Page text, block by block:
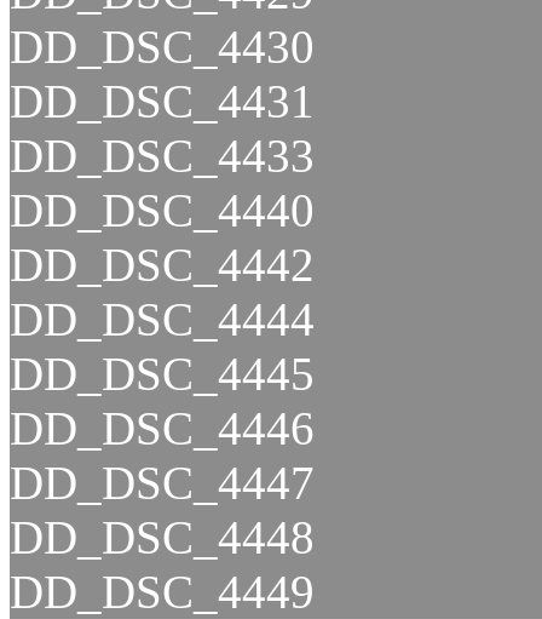
DD_DSC_4430
DD_DSC_4431
DD_DSC_4433
DD_DSC_4440
DD_DSC_4442
DD_DSC_4444
DD_DSC_4445
DD_DSC_4446
DD_DSC_4447
DD_DSC_4448
DD_DSC_4449